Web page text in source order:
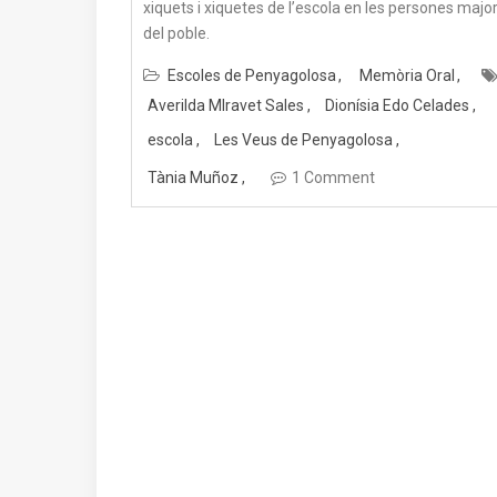
xiquets i xiquetes de l’escola en les persones
del poble.
Escoles de Penyagolosa
Memòria Oral
Averilda MIravet Sales
Dionísia Edo Celades
escola
Les Veus de Penyagolosa
Tània Muñoz 1 Comment